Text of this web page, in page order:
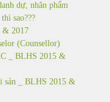
dự, nhân phẩm
sao???
& 2017
(Counsellor)
_ BLHS 2015 &
sản _ BLHS 2015 &